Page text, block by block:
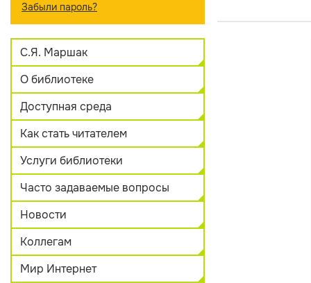
Забыли пароль?
С.Я. Маршак
О библиотеке
Доступная среда
Как стать читателем
Услуги библиотеки
Часто задаваемые вопросы
Новости
Коллегам
Мир Интернет